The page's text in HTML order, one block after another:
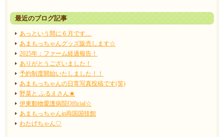
最近のブログ記事
あっという間に６月です…
あまもっちゃんグッズ販売します☆
2025年：ファーム経過報告！
ありがとうございました！
予約制度開始いたしました！！
あまもっちゃんの日常写真投稿です(笑)
野菜と ふるえさん★
伊東動物愛護病院Official☆
あまもっちゃんin両国国技館
わたげちゃん♡